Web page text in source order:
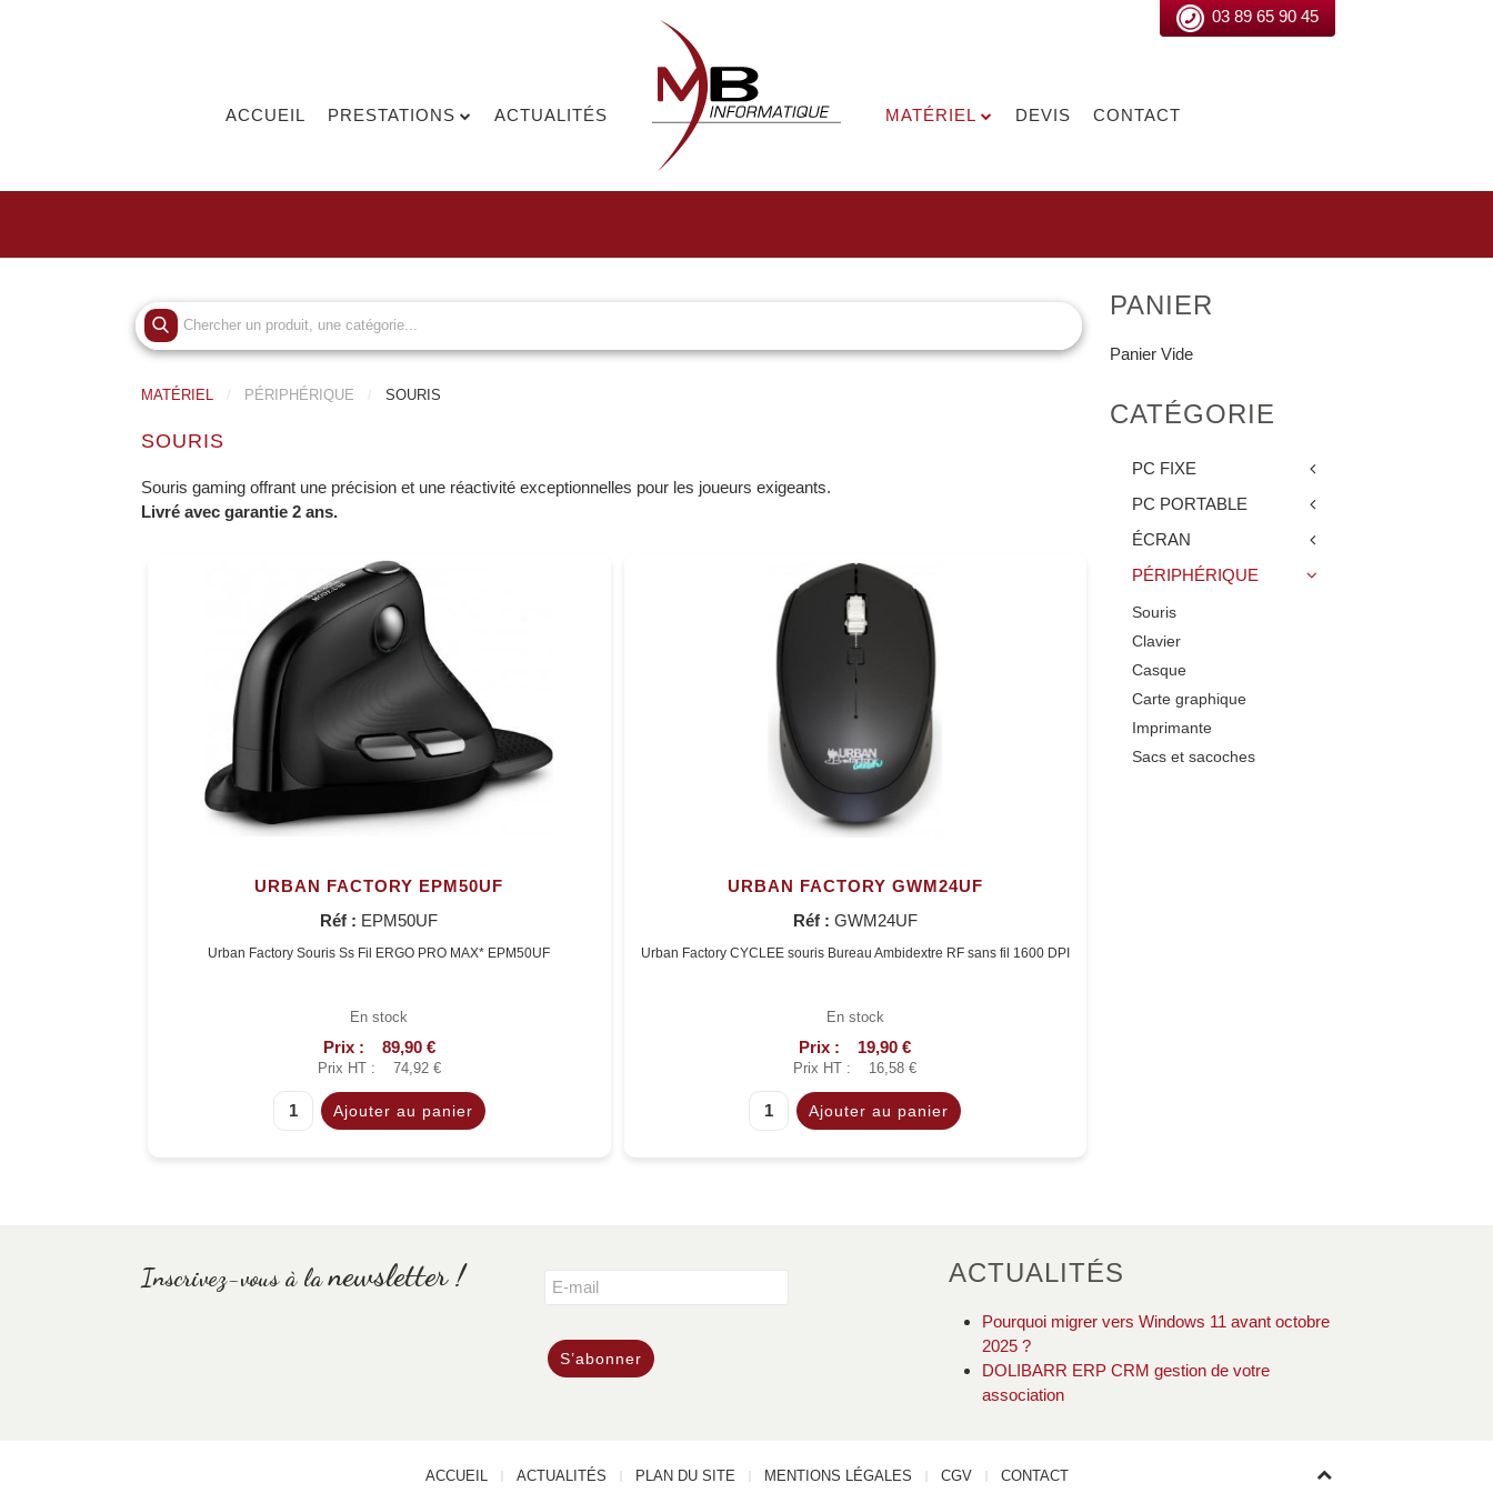
03 89 65 90 45
ACCUEIL PRESTATIONS ACTUALITÉS MATÉRIEL DEVIS CONTACT
MATÉRIEL PÉRIPHÉRIQUE SOURIS
SOURIS
Souris gaming offrant une précision et une réactivité exceptionnelles pour les joueurs exigeants.
Livré avec garantie 2 ans.
URBAN FACTORY EPM50UF
Réf : EPM50UF
Urban Factory Souris Ss Fil ERGO PRO MAX* EPM50UF
En stock
Prix : 89,90 €
Prix HT : 74,92 €
URBAN FACTORY GWM24UF
Réf : GWM24UF
Urban Factory CYCLEE souris Bureau Ambidextre RF sans fil 1600 DPI
En stock
Prix : 19,90 €
Prix HT : 16,58 €
PANIER
Panier Vide
CATÉGORIE
PC FIXE
PC PORTABLE
ÉCRAN
PÉRIPHÉRIQUE
Souris
Clavier
Casque
Carte graphique
Imprimante
Sacs et sacoches
Inscrivez-vous à lanewsletter ! ACTUALITÉS
Pourquoi migrer vers Windows 11 avant octobre
2025 ?
DOLIBARR ERP CRM gestion de votre
association
ACCUEIL ACTUALITÉS PLAN DU SITE MENTIONS LÉGALES CGV CONTACT